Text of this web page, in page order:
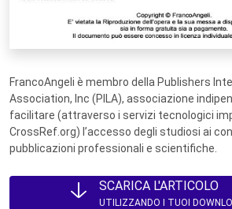
FrancoAngeli è membro della Publishers
Association, Inc (PILA), associazione
facilitare (attraverso i servizi tecnologici
CrossRef.org) l’accesso degli studiosi ai
pubblicazioni professionali e scientifiche.
SCARICA L'ARTICOLO
UTILIZZANDO I TUOI